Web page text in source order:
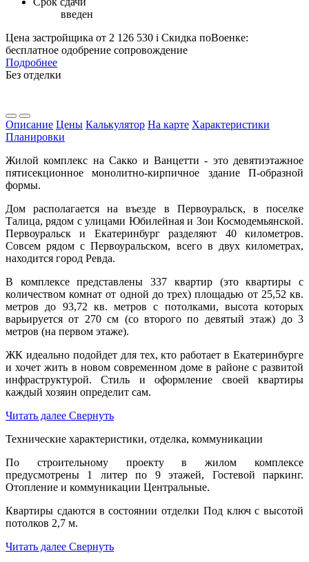
введен
Цена застройщика от 2 126 530 i Скидка поВоенке:
бесплатное одобрение сопровождение
Подробнее
Без отделки
Описание Цены Калькулятор На карте Характеристики
Планировки
Жилой комплекс на Сакко и Ванцетти - это девятиэтажное
пятисекционное монолитно-кирпичное здание П-образной
формы.
Дом располагается на въезде в Первоуральск, в поселке
Талица, рядом с улицами Юбилейная и Зои Космодемьянской.
Первоуральск и Екатеринбург разделяют 40 километров.
Совсем рядом с Первоуральском, всего в двух километрах,
находится город Ревда.
В комплексе представлены 337 квартир (это квартиры с
количеством комнат от одной до трех) площадью от 25,52 кв.
метров до 93,72 кв. метров с потолками, высота которых
варьируется от 270 см (со второго по девятый этаж) до 3
метров (на первом этаже).
ЖК идеально подойдет для тех, кто работает в Екатеринбурге
и хочет жить в новом современном доме в районе с развитой
инфраструктурой. Стиль и оформление своей квартиры
каждый хозяин определит сам.
Читать далее Свернуть
Технические характеристики, отделка, коммуникации
По строительному проекту в жилом комплексе
предусмотрены 1 литер по 9 этажей, Гостевой паркинг.
Отопление и коммуникации Центральные.
Квартиры сдаются в состоянии отделки Под ключ с высотой
потолков 2,7 м.
Читать далее Свернуть